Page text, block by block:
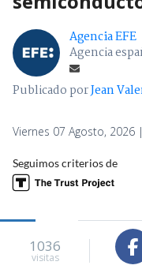
Agencia EFE
Agencia
Publicado porJean
Viernes 07 Agosto, 2026
Seguimos criterios de
1036
visitas